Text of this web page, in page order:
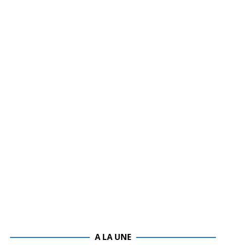
A LA UNE